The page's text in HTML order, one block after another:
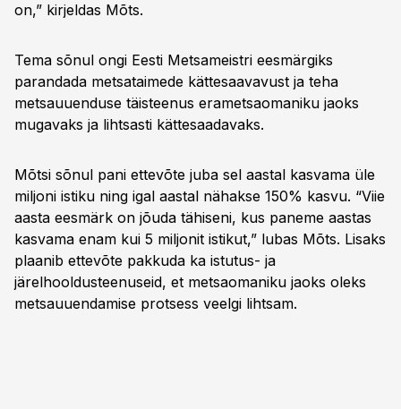
on,” kirjeldas Mõts.
Tema sõnul ongi Eesti Metsameistri eesmärgiks
parandada metsataimede kättesaavavust ja teha
metsauuenduse täisteenus erametsaomaniku jaoks
mugavaks ja lihtsasti kättesaadavaks.
Mõtsi sõnul pani ettevõte juba sel aastal kasvama üle
miljoni istiku ning igal aastal nähakse 150% kasvu. “Viie
aasta eesmärk on jõuda tähiseni, kus paneme aastas
kasvama enam kui 5 miljonit istikut,” lubas Mõts. Lisaks
plaanib ettevõte pakkuda ka istutus- ja
järelhooldusteenuseid, et metsaomaniku jaoks oleks
metsauuendamise protsess veelgi lihtsam.